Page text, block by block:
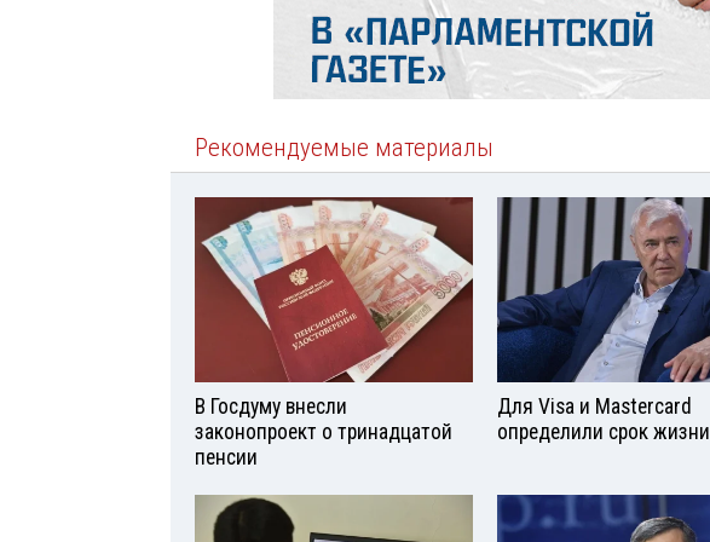
Рекомендуемые материалы
В Госдуму внесли
законопроект о тринадцатой
пенсии
Для Visа и Mastercard
определили срок жизни